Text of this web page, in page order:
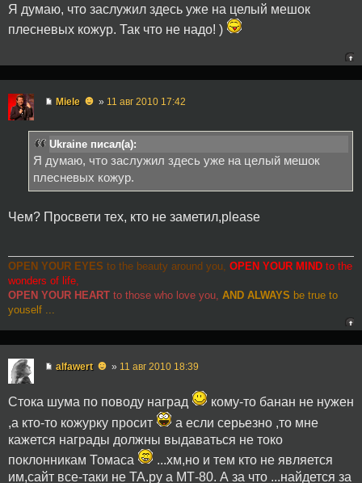
Я думаю, что заслужил здесь уже на целый мешок
плесневых кожур. Так что не надо! )
Miele ☻ » 11 авг 2010 17:42
Ukraine писал(а):
Я думаю, что заслужил здесь уже на целый мешок
плесневых кожур.
Чем? Просвети тех, кто не заметил,please
OPEN YOUR EYES to the beauty around you, OPEN YOUR MIND to the
wonders of life,
OPEN YOUR HEART to those who love you, AND ALWAYS be true to
youself ...
alfawert ☻ » 11 авг 2010 18:39
Стока шума по поводу наград
кому-то банан не нужен
,а кто-то кожурку просит
а если серьезно ,то мне
кажется награды должны выдаваться не токо
поклонникам Томаса
...хм,но и тем кто не является
им,сайт все-таки не ТА.ру а МТ-80. А за что ...найдется за